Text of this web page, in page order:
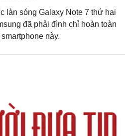
làn sóng Galaxy Note 7 thứ hai
đã phải đình chỉ hoàn toàn
này.